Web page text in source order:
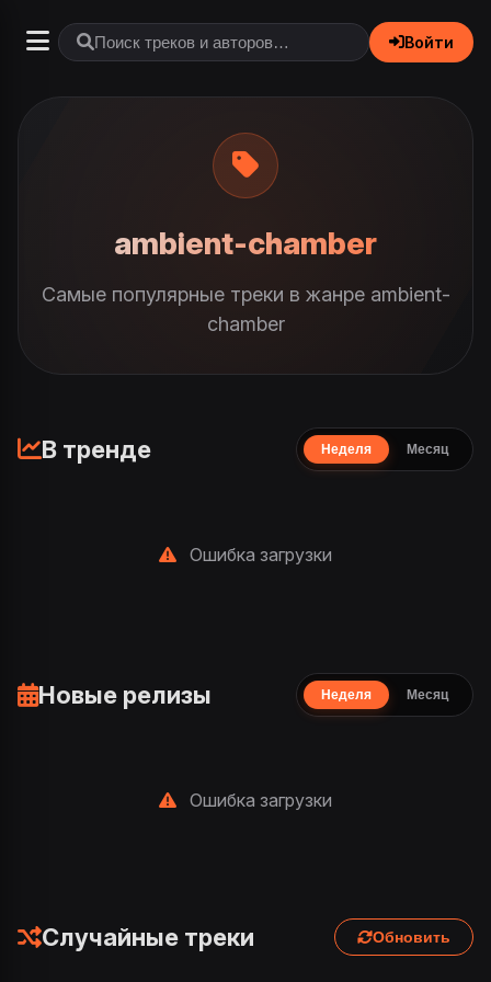
Войти
ambient-chamber
Самые популярные треки в жанре ambient-
chamber
В тренде Неделя Месяц
Ошибка загрузки
Новые релизы Неделя Месяц
Ошибка загрузки
Случайные треки Обновить